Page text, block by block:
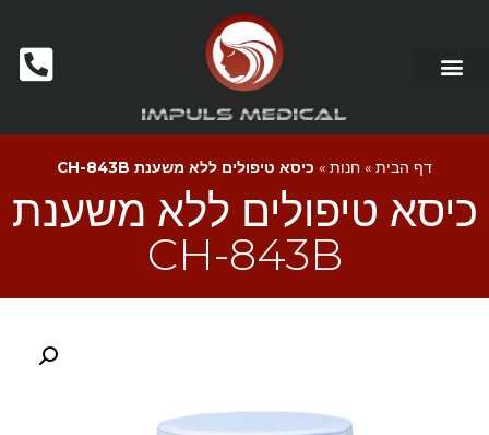
דף הבית » חנות » כיסא טיפולים ללא משענת CH-843B
כיסא טיפולים ללא משענת
CH-843B